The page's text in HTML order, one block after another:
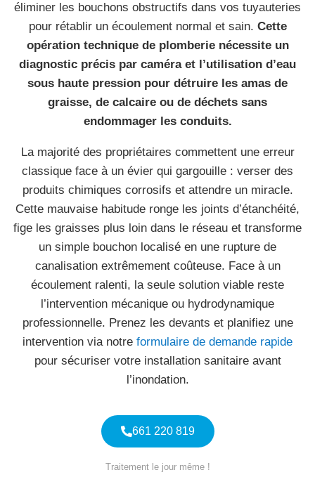
éliminer les bouchons obstructifs dans vos tuyauteries
pour rétablir un écoulement normal et sain. Cette
opération technique de plomberie nécessite un
diagnostic précis par caméra et l’utilisation d’eau
sous haute pression pour détruire les amas de
graisse, de calcaire ou de déchets sans
endommager les conduits.
La majorité des propriétaires commettent une erreur
classique face à un évier qui gargouille : verser des
produits chimiques corrosifs et attendre un miracle.
Cette mauvaise habitude ronge les joints d’étanchéité,
fige les graisses plus loin dans le réseau et transforme
un simple bouchon localisé en une rupture de
canalisation extrêmement coûteuse. Face à un
écoulement ralenti, la seule solution viable reste
l’intervention mécanique ou hydrodynamique
professionnelle. Prenez les devants et planifiez une
intervention via notre formulaire de demande rapide
pour sécuriser votre installation sanitaire avant
l’inondation.
661 220 819
Traitement le jour même !